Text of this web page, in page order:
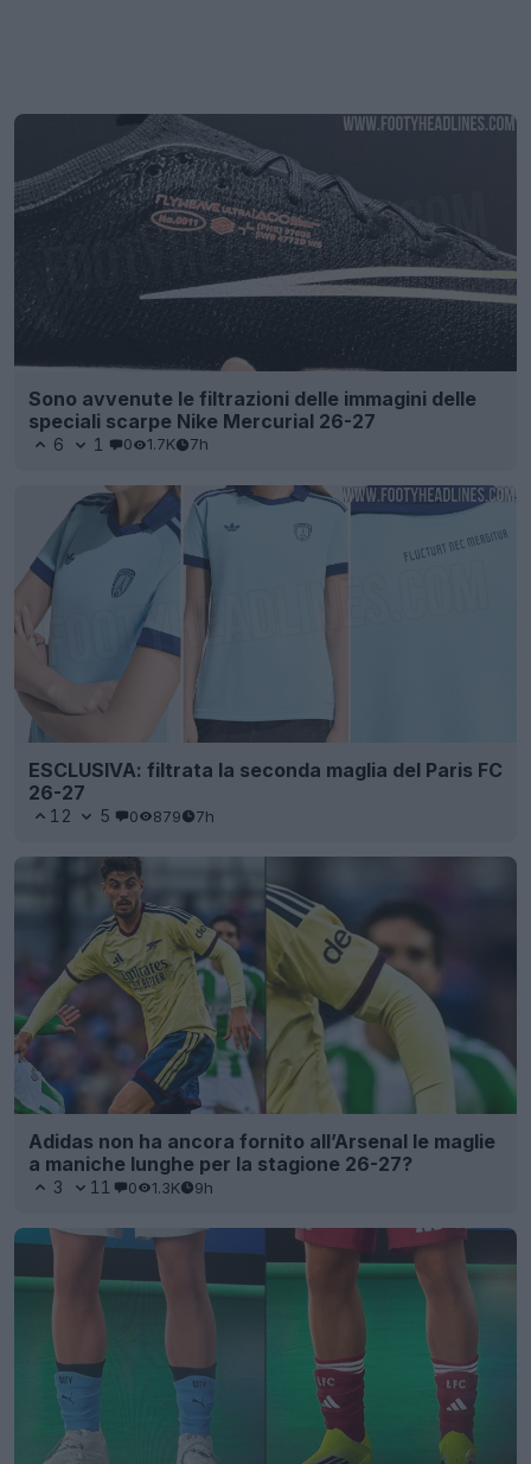
Sono avvenute le filtrazioni delle immagini delle
speciali scarpe Nike Mercurial 26-27
6 1 0 1.7K 7h
ESCLUSIVA: filtrata la seconda maglia del Paris FC
26-27
12 5 0 879 7h
Adidas non ha ancora fornito all’Arsenal le maglie
a maniche lunghe per la stagione 26-27?
3 11 0 1.3K 9h